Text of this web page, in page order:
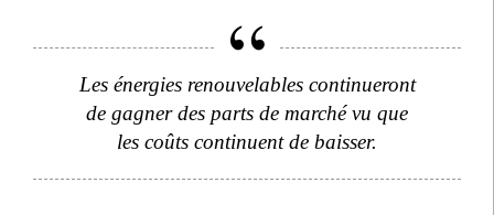
Les énergies renouvelables continueront
de gagner des parts de marché vu que
les coûts continuent de baisser.